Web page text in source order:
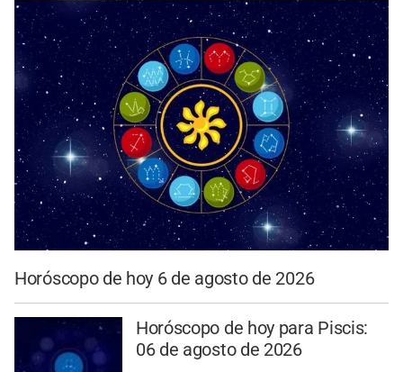
Horóscopo de hoy 6 de agosto de 2026
Horóscopo de hoy para Piscis:
06 de agosto de 2026